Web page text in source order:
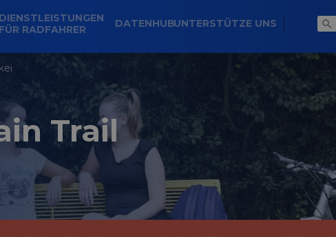
DIENSTLEISTUNGEN
FÜR RADFAHRER
DATENHUBUNTERSTÜTZE UNS
Trail